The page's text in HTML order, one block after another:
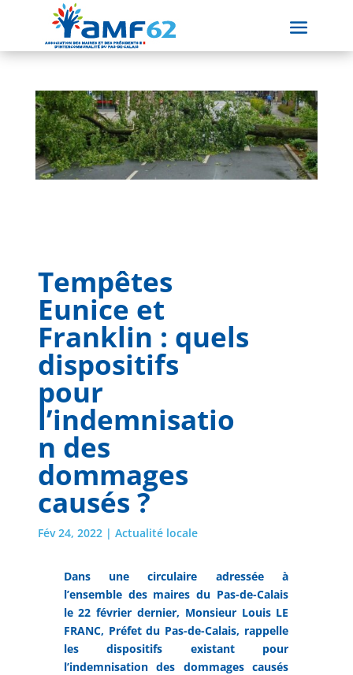
Tempêtes
Eunice et
Franklin : quels
dispositifs
pour
l’indemnisatio
n des
dommages
causés ?
Fév 24, 2022| Actualité locale
Dans une circulaire adressée à
l’ensemble des maires du Pas-de-Calais
le 22 février dernier, Monsieur Louis LE
FRANC, Préfet du Pas-de-Calais, rappelle
les dispositifs existant pour
l’indemnisation des dommages causés